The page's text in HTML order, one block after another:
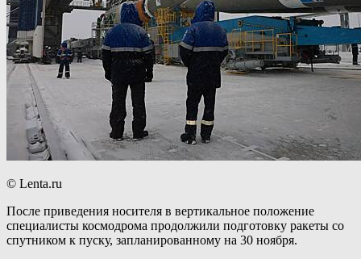
© Lenta.ru
После приведения носителя в вертикальное положение
специалисты космодрома продолжили подготовку ракеты со
спутником к пуску, запланированному на 30 ноября.